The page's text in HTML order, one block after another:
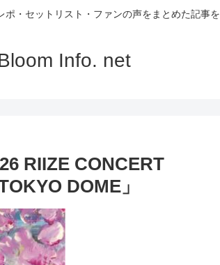
ポ・セットリスト・ファンの声をまとめた記事
Info. net
RIIZE CONCERT
DOME」